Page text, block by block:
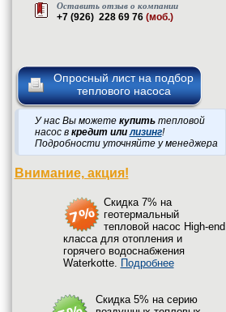
Оставить отзыв о компании
+7 (926) 228 69 76 (моб.)
Опросный лист на подбор
теплового насоса
У нас Вы можете купитьтепловой
насос в кредит илилизинг!
Подробности уточняйте у менеджера
Внимание, акция!
Cкидка 7% на
геотермальный
тепловой насос High-end
класса для отопления и
горячего водоснабжения
Waterkotte. Подробнее
Cкидка 5% на серию